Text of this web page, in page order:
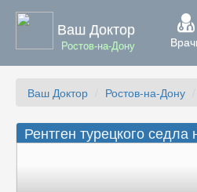
Ваш Доктор
Ростов-на-Дону
Ваш Доктор Ростов-на-Дону
Рентген турецкого седла